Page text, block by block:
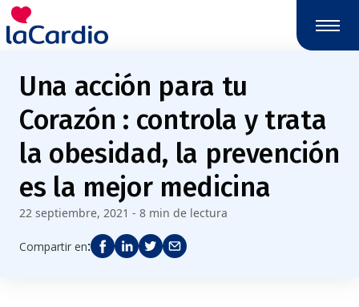
Nota:
este
sitio
incluye
sistema
accesibilidad.
Una acción para tu
Corazón : controla y trata
la obesidad, la prevención
es la mejor medicina
22 septiembre, 2021 - 8 min de lectura
Compartir en: